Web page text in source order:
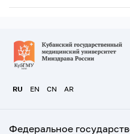
RU EN CN AR
Федеральное